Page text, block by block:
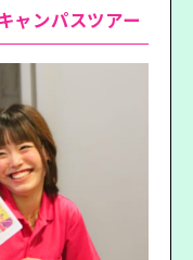
ャンパスツアー